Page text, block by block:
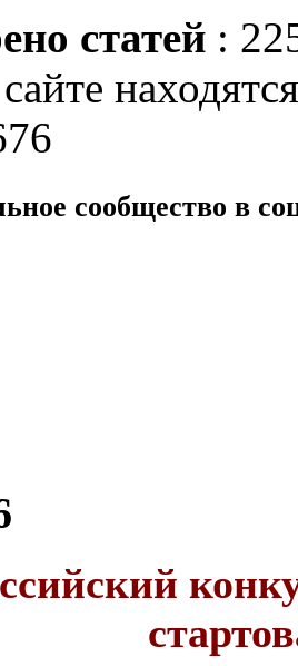
статей :
сообщество в